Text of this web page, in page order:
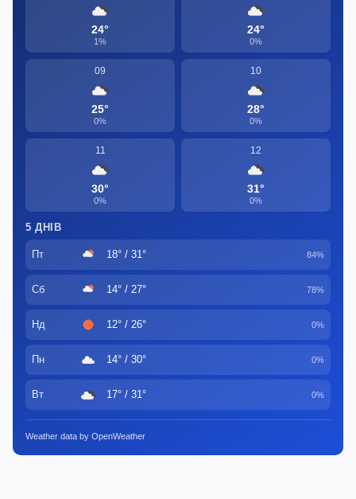
24°
1%
24°
0%
09
25°
0%
10
28°
0%
11
30°
0%
12
31°
0%
5 ДНІВ
Пт 18° / 31° 84%
Сб 14° / 27° 78%
Нд 12° / 26° 0%
Пн 14° / 30° 0%
Вт 17° / 31° 0%
Weather data by OpenWeather